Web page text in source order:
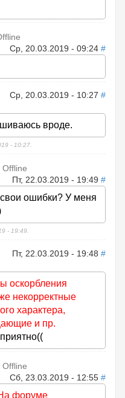
Ср, 20.03.2019 - 09:24 #
Ср, 20.03.2019 - 10:27 #
вроде.
- 10:27.
Offline
Пт, 22.03.2019 - 19:49 #
свои ошибки? У меня
- 19:49.
Пт, 22.03.2019 - 19:48 #
оскорбления
некорректные
характера,
и пр.
Offline
Сб, 23.03.2019 - 12:55 #
форуме